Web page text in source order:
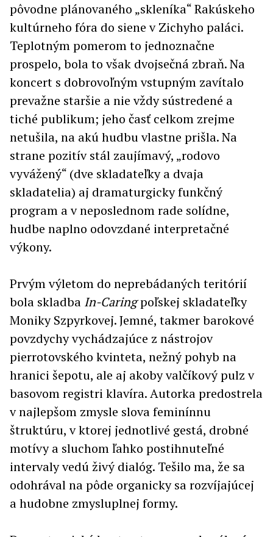
pôvodne plánovaného „skleníka“ Rakúskeho
kultúrneho fóra do siene v Zichyho paláci.
Teplotným pomerom to jednoznačne
prospelo, bola to však dvojsečná zbraň. Na
koncert s dobrovoľným vstupným zavítalo
prevažne staršie a nie vždy sústredené a
tiché publikum; jeho časť celkom zrejme
netušila, na akú hudbu vlastne prišla. Na
strane pozitív stál zaujímavý, „rodovo
vyvážený“ (dve skladateľky a dvaja
skladatelia) aj dramaturgicky funkčný
program a v neposlednom rade solídne,
hudbe naplno odovzdané interpretačné
výkony.
Prvým výletom do neprebádaných teritórií
bola skladba In-Caringpoľskej skladateľky
Moniky Szpyrkovej. Jemné, takmer barokové
povzdychy vychádzajúce z nástrojov
pierrotovského kvinteta, nežný pohyb na
hranici šepotu, ale aj akoby valčíkový pulz v
basovom registri klavíra. Autorka predostrela
v najlepšom zmysle slova feminínnu
štruktúru, v ktorej jednotlivé gestá, drobné
motívy a sluchom ľahko postihnuteľné
intervaly vedú živý dialóg. Tešilo ma, že sa
odohrával na pôde organicky sa rozvíjajúcej
a hudobne zmysluplnej formy.